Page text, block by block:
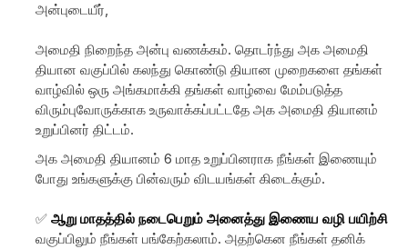
அன்புடையீர்,
அமைதி நிறைந்த அன்பு வணக்கம். தொடர்ந்து அக அமைதி
தியான வகுப்பில் கலந்து கொண்டு தியான முறைகளை தங்கள்
வாழ்வில் ஒரு அங்கமாக்கி தங்கள் வாழ்வை மேம்படுத்த
விரும்புவோருக்காக உருவாக்கப்பட்டதே அக அமைதி தியானம்
உறுப்பினர் திட்டம்.
அக அமைதி தியானம் 6 மாத உறுப்பினராக நீங்கள் இணையும்
போது உங்களுக்கு பின்வரும் விடயங்கள் கிடைக்கும்.
✅ ஆறு மாதத்தில் நடைபெறும் அனைத்து இணைய வழி பயிற்சி
வகுப்பிலும் நீங்கள் பங்கேற்கலாம். அதற்கென நீங்கள் தனிக்